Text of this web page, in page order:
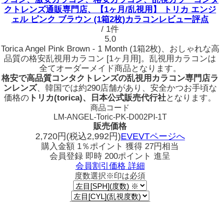
クトレンズ通販専門店、【1ヶ月/乱視用】 トリカ エンジ
ェル ピンク ブラウン (1箱2枚)カラコンレビュー評点
/ 1件
5.0
Torica Angel Pink Brown - 1 Month (1箱2枚)、おしゃれな高
品質の格安乱視用カラコン [1ヶ月用]。乱視用カラコンは
全てオーダーメイド商品となります。
格安で高品質コンタクトレンズの乱視用カラコン専門店ラ
ンレンズ、韓国では約290店舗があり、安全かつお手頃な
価格の トリカ(torica)、日本公式販売代行社となります。
商品コード
LM-ANGEL-Toric-PK-D002PI-1T
販売価格
2,720円(税込2,992円)EVEVTページへ
購入金額 1％ポイント 獲得 27円相当
会員登録 即時 200ポイント 進呈
会員割引価格 詳細
度数選択※印は必須